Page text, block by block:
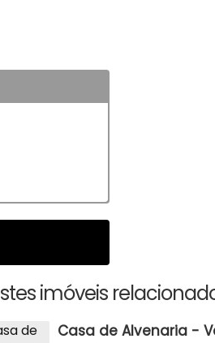
imóveis
Casa de Alvenaria -